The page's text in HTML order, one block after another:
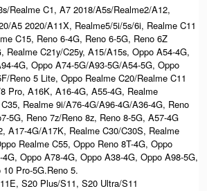
Realme C1, A7 2018/A5s/Realme2/A12,
A5 2020/A11X, Realme5/5i/5s/6i, Realme C11
C15, Reno 6-4G, Reno 6-5G, Reno 6Z
Realme C21y/C25y, A15/A15s, Oppo A54-4G,
4G, Oppo A74-5G/A93-5G/A54-5G, Oppo
Reno 5 Lite, Oppo Realme C20/Realme C11
Pro, A16K, A16-4G, A55-4G, Realme
Realme 9i/A76-4G/A96-4G/A36-4G, Reno
5G, Reno 7z/Reno 8z, Reno 8-5G, A57-4G
A17-4G/A17K, Realme C30/C30S, Realme
Realme C55, Oppo Reno 8T-4G, Oppo
Oppo A78-4G, Oppo A38-4G, Oppo A98-5G,
Pro-5G.Reno 5.
S20 Plus/S11, S20 Ultra/S11